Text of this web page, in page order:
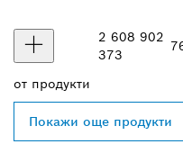
2 608 902
373
от продукти
Покажи още продукти